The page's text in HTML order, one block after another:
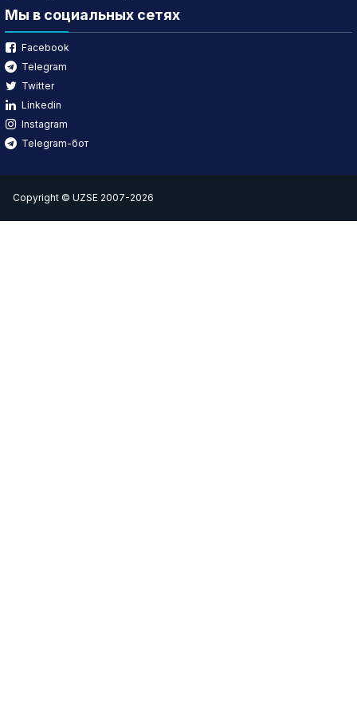
Мы в социальных сетях
Facebook
Telegram
Twitter
Linkedin
Instagram
Telegram-бот
Copyright © UZSE 2007-2026